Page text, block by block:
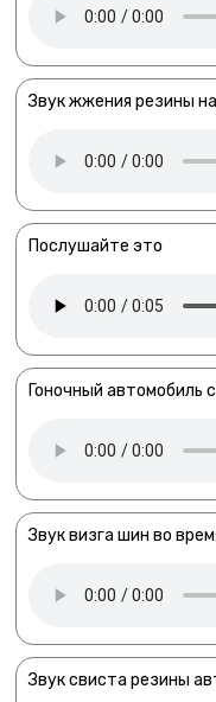
Звук жжения резины
Послушайте это
Гоночный автомобиль
Звук визга шин во
Звук свиста резины